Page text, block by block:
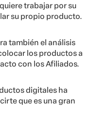
trabajar por su
su propio producto.
también el análisis
los productos a
con los Afiliados.
digitales ha
que es una gran